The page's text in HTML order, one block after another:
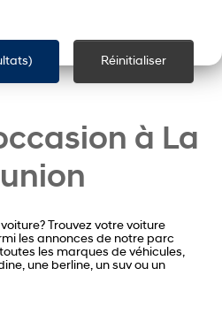
) Réinitialiser
à La
Trouvez votre voiture
les annonces de notre parc
les marques de véhicules,
une berline, un suv ou un